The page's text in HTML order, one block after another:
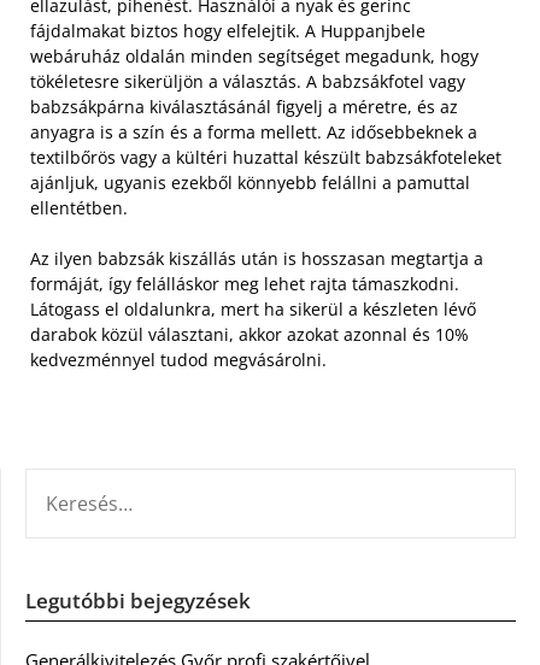
ellazulást, pihenést. Használói a nyak és gerinc
fájdalmakat biztos hogy elfelejtik. A Huppanjbele
webáruház oldalán minden segítséget megadunk, hogy
tökéletesre sikerüljön a választás. A babzsákfotel vagy
babzsákpárna kiválasztásánál figyelj a méretre, és az
anyagra is a szín és a forma mellett. Az idősebbeknek a
textilbőrös vagy a kültéri huzattal készült babzsákfoteleket
ajánljuk, ugyanis ezekből könnyebb felállni a pamuttal
ellentétben.
Az ilyen babzsák kiszállás után is hosszasan megtartja a
formáját, így felálláskor meg lehet rajta támaszkodni.
Látogass el oldalunkra, mert ha sikerül a készleten lévő
darabok közül választani, akkor azokat azonnal és 10%
kedvezménnyel tudod megvásárolni.
Legutóbbi bejegyzések